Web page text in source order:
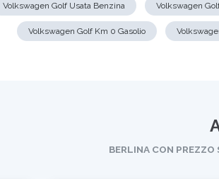
Volkswagen Golf Usata Benzina Volkswagen
Volkswagen Golf Km 0 Gasolio
BERLINA CON PREZZO